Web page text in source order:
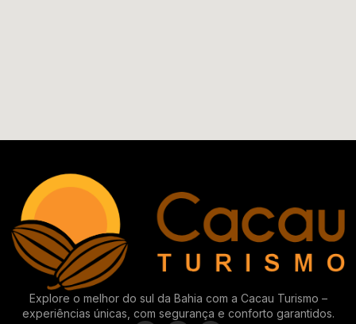
Explore o melhor do sul da Bahia com a Cacau Turismo –
experiências únicas, com segurança e conforto garantidos.